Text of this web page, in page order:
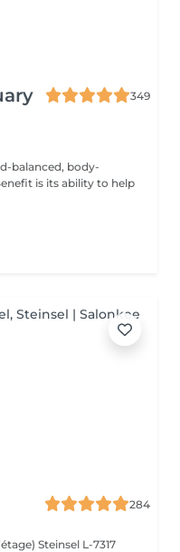
349
balanced, body-
284
Steinsel L-7317